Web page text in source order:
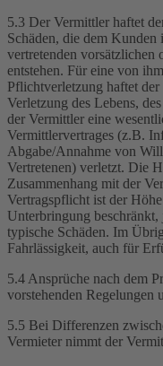
5.3 Der Vermittler haftet
Schäden, die dem
vertretenden vorsätzlichen
entstehen. Für eine von
Pflichtverletzung haftet
Verletzung des Lebens,
der Vermittler eine
Vermittlervertrages (z.B.
Abgabe/Annahme von
Vertretenen) verletzt. Die
Zusammenhang mit der
Vertragspflicht ist der
Unterbringung beschränkt,
typische Schäden. Im
Fahrlässigkeit, auch für
5.4 Ansprüche nach dem
vorstehenden Regelungen
5.5 Bei Differenzen
Vermieter nimmt der